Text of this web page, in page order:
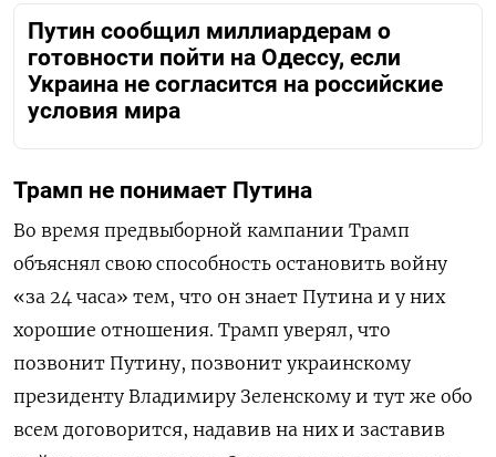
Путин сообщил миллиардерам о
готовности пойти на Одессу, если
Украина не согласится на российские
условия мира
Трамп не понимает Путина
Во время предвыборной кампании Трамп
объяснял свою способность остановить войну
«за 24 часа» тем, что он знает Путина и у них
хорошие отношения. Трамп уверял, что
позвонит Путину, позвонит украинскому
президенту Владимиру Зеленскому и тут же обо
всем договорится, надавив на них и заставив